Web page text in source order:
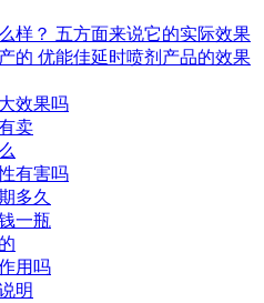
样？ 五方面来说它的实际效果
的 优能佳延时喷剂产品的效果
效果吗
卖
有害吗
多久
一瓶
用吗
明